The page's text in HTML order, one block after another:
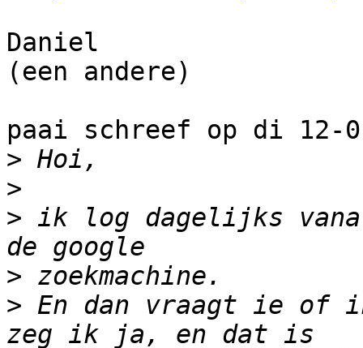
Daniel
(een andere)
paai schreef op di 12-
>
>
> ik log dagelijks
>
> En dan vraagt ie of